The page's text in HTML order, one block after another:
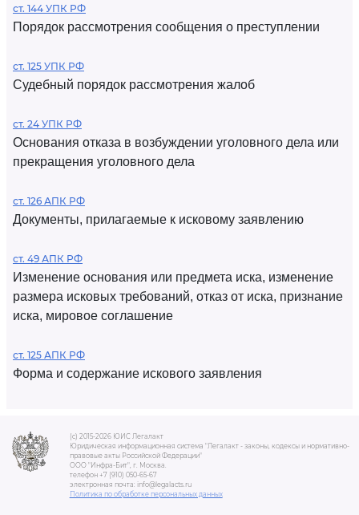
ст. 144 УПК РФ
Порядок рассмотрения сообщения о преступлении
ст. 125 УПК РФ
Судебный порядок рассмотрения жалоб
ст. 24 УПК РФ
Основания отказа в возбуждении уголовного дела или
прекращения уголовного дела
ст. 126 АПК РФ
Документы, прилагаемые к исковому заявлению
ст. 49 АПК РФ
Изменение основания или предмета иска, изменение
размера исковых требований, отказ от иска, признание
иска, мировое соглашение
ст. 125 АПК РФ
Форма и содержание искового заявления
(c) 2015-2026 ЮИС Легалакт
Юридическая информационная система "Легалакт - законы, кодексы и нормативно-
правовые акты Российской Федерации"
ООО "Инфра-Бит", г. Москва.
телефон +7 (910) 050-65-67
электронная почта: info@legalacts.ru
Политика по обработке персональных данных